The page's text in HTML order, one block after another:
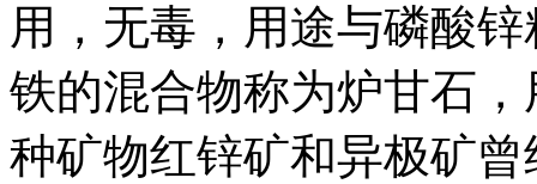
用，无毒，用途与磷酸
铁的混合物称为炉甘石
种矿物红锌矿和异极矿